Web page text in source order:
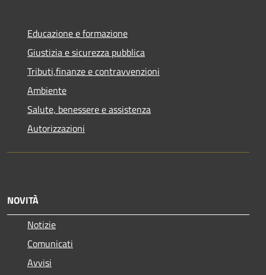
Educazione e formazione
Giustizia e sicurezza pubblica
Tributi,finanze e contravvenzioni
Ambiente
Salute, benessere e assistenza
Autorizzazioni
NOVITÀ
Notizie
Comunicati
Avvisi